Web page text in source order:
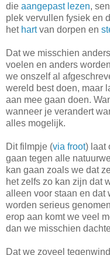
die aangepast lezen,
plek vervullen fysiek en
het hartvan dorpen en
Dat we misschien
voelen en anders
we onszelf al
wereld best doen, maar
aan mee gaan doen.
wanneer je verandert
alles mogelijk.
Dit filmpje (via froot) laat
gaan tegen alle
kan gaan zoals we dat
het zelfs zo kan zijn dat
alleen voor staan en dat
worden serieus
erop aan komt we veel
dan we misschien
Dat we zoveel